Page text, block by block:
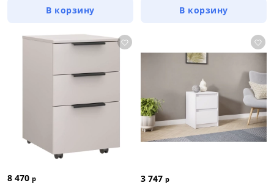
В корзину В корзину
8 470 р 3 747 р